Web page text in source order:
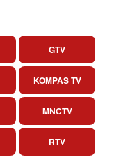
GTV
KOMPAS TV
MNCTV
RTV